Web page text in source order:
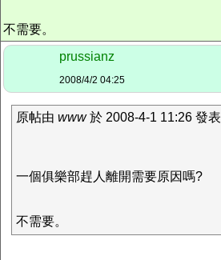
不需要。
prussianz
2008/4/2 04:25
原帖由 www於 2008-4-1 11:26 發表
一個俱樂部趕人離開需要原因嗎?
不需要。